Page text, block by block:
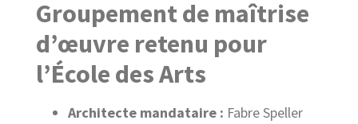
Groupement de maîtrise
d’œuvre retenu pour
l’École des Arts
Architecte mandataire : Fabre Speller